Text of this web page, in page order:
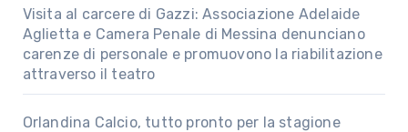
Visita al carcere di Gazzi: Associazione Adelaide
Aglietta e Camera Penale di Messina denunciano
carenze di personale e promuovono la riabilitazione
attraverso il teatro
Orlandina Calcio, tutto pronto per la stagione